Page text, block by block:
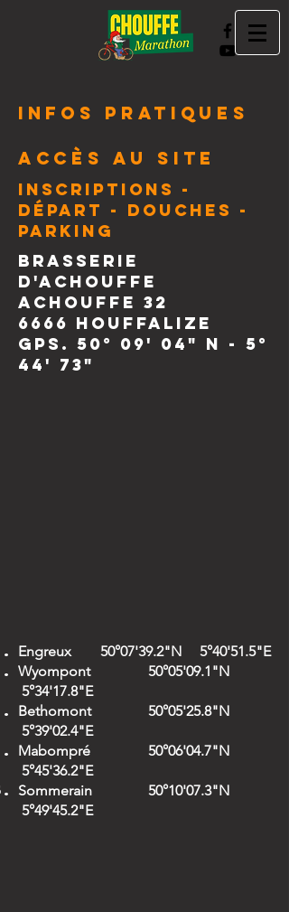
Infos Pratiques
Accès au site
Inscriptions -
Départ - Douches -
Parking
BRASSERIE
D'ACHOUFFE
Achouffe 32
6666 Houffalize
GPS. 50° 09' 04" N - 5°
44' 73"
Engreux 50°07'39.2"N
5°40'51.5"E
Wyompont 50°05'09.1"N
5°34'17.8"E
Bethomont 50°05'25.8"N
5°39'02.4"E
Mabompré 50°06'04.7"N
5°45'36.2"E
Sommerain 50°10'07.3"N
5°49'45.2"E